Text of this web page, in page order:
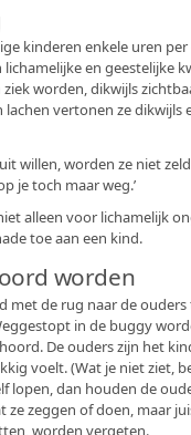
kinderen enkele uren
lichamelijke en geestelijke
worden, dikwijls
vertonen ze dikwijls
willen, worden ze niet
je toch maar weg.’
alleen voor lichamelijk
toe aan een kind.
worden
met de rug naar de
in de buggy
De ouders zijn het
voelt. (Wat je niet ziet,
lopen, dan houden de
ze zeggen of doen, maar
worden vergeten.